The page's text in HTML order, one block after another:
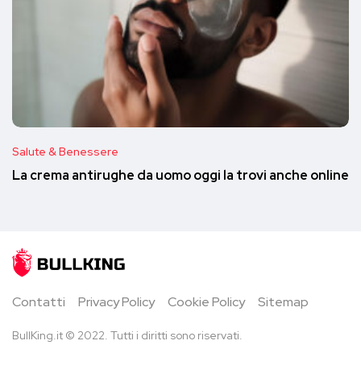
Salute & Benessere
La crema antirughe da uomo oggi la trovi anche online
Contatti Privacy Policy Cookie Policy Sitemap
BullKing.it © 2022. Tutti i diritti sono riservati.